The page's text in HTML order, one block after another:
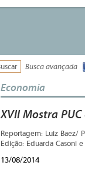
Busca avançada
Economia
XVII Mostra
Reportagem: Luiz Baez/
Edição: Eduarda Casoni
13/08/2014